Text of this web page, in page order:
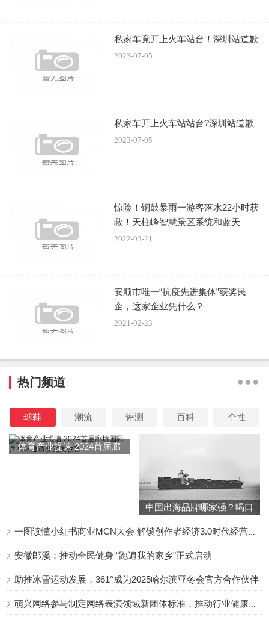
私家车竟开上火车站台！深圳站道歉
2023-07-05
私家车开上火车站站台?深圳站道歉
2023-07-05
惊险！铜鼓暴雨一游客落水22小时获
救！天柱峰智慧景区系统和蓝天
2022-03-21
安顺市唯一“抗疫先进集体”获奖民
企，这家企业凭什么？
2021-02-23
热门频道
球鞋 潮流 评测 百科 个性
体育产业提速 2024首届廊
中国出海品牌哪家强？喝口
安徽郎溪：推动全民健身 “跑遍我的家乡”正式启动
助推冰雪运动发展，361°成为2025哈尔滨亚冬会官方合作伙伴